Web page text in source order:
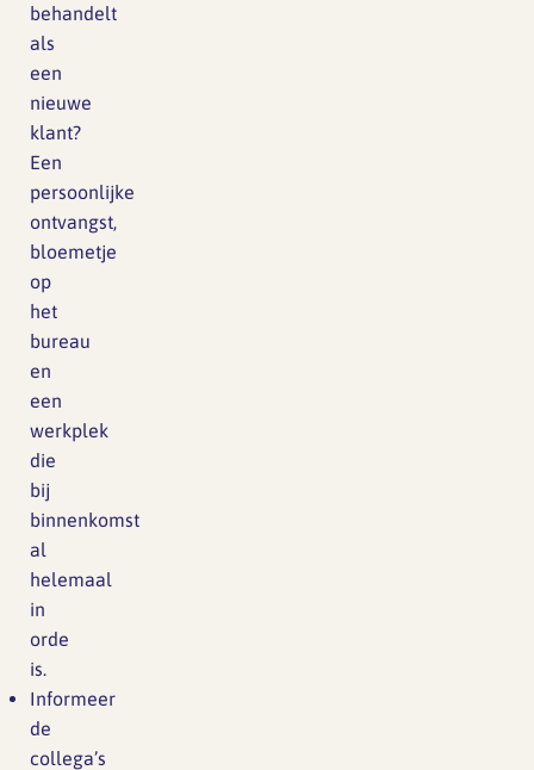
behandelt
als
een
nieuwe
klant?
Een
persoonlijke
ontvangst,
bloemetje
op
het
bureau
en
een
werkplek
die
bij
binnenkomst
al
helemaal
in
orde
is.
Informeer
de
collega’s